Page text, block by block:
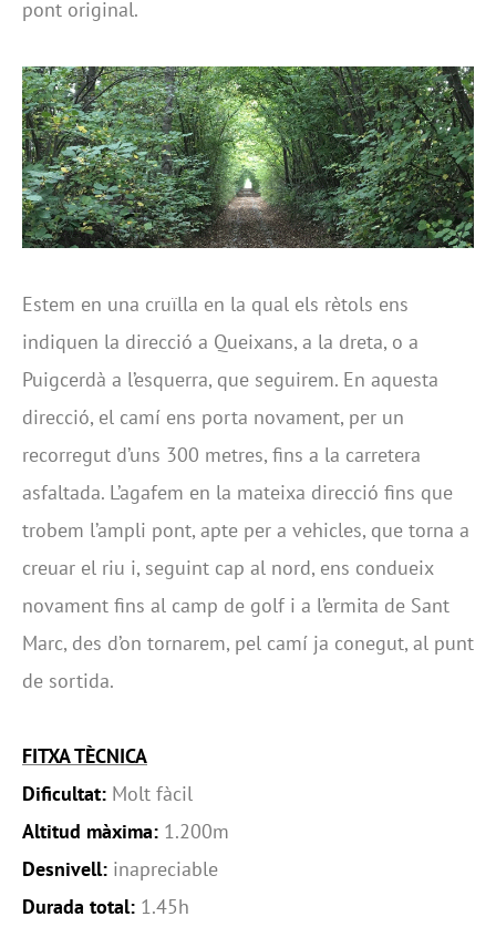
pont original.
Estem en una cruïlla en la qual els rètols ens
indiquen la direcció a Queixans, a la dreta, o a
Puigcerdà a l’esquerra, que seguirem. En aquesta
direcció, el camí ens porta novament, per un
recorregut d’uns 300 metres, fins a la carretera
asfaltada. L’agafem en la mateixa direcció fins que
trobem l’ampli pont, apte per a vehicles, que torna a
creuar el riu i, seguint cap al nord, ens condueix
novament fins al camp de golf i a l’ermita de Sant
Marc, des d’on tornarem, pel camí ja conegut, al punt
de sortida.
FITXA TÈCNICA
Dificultat: Molt fàcil
Altitud màxima: 1.200m
Desnivell: inapreciable
Durada total: 1.45h